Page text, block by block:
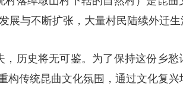
展与不断扩张，大量村民陆续外迁
，历史将无可鉴。为了保持这份乡
构传统昆曲文化氛围，通过文化复